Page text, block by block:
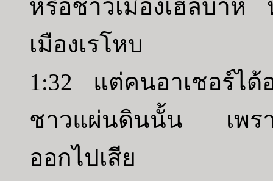
หรือชาวเมืองเฮลบา
เมืองเรโหบ
1:32 แต่คนอาเชอร์ไ
ชาวแผ่นดินนั้น เพรา
ออกไปเสีย